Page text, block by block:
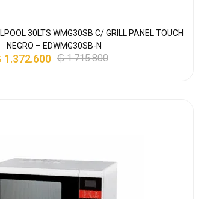
30LTS WMG30SB C/ GRILL PANEL TOUCH
NEGRO – EDWMG30SB-N
₲1.715.800
1.372.600